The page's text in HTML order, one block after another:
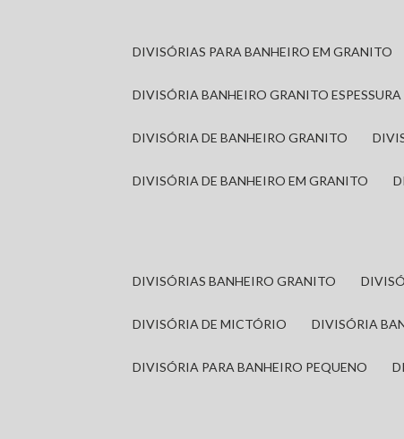
DIVISÓRIAS PARA BANHEIRO EM GRANITO
DIVISÓRIA BANHEIRO GRANITO ESPESSURA
DIVISÓRIA DE BANHEIRO GRANITO
DIVISÓRIA DE BANHEIRO EM GRANITO
DIVISÓRIAS BANHEIRO GRANITO
DIVISÓRIA DE MICTÓRIO DIVISÓRIA
DIVISÓRIA PARA BANHEIRO PEQUENO